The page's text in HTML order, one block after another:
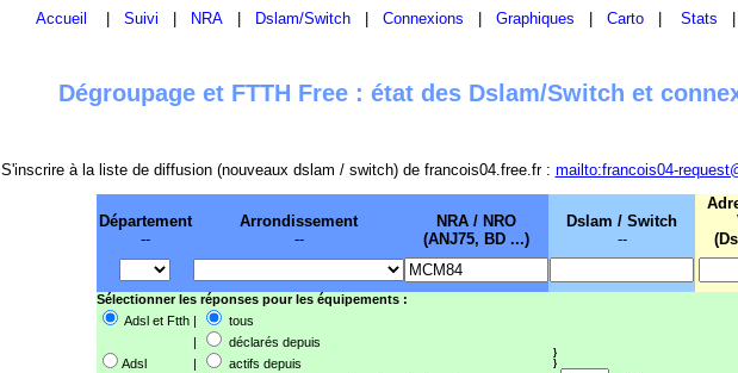
Accueil Suivi NRA Dslam/Switch Connexions Graphiques Carto Stats
Dégroupage et FTTH Free : état des Dslam/Switch et
S'inscrire à la liste de diffusion (nouveaux dslam / switch) de francois04.free.fr : mailto:francois04-
Département
--
Arrondissement
--
NRA / NRO
(ANJ75, BD ...)
Dslam / Switch
--
Sélectionner les réponses pour les équipements :
Adsl et Ftth |
tous
|
déclarés depuis
}
}
Adsl |
actifs depuis